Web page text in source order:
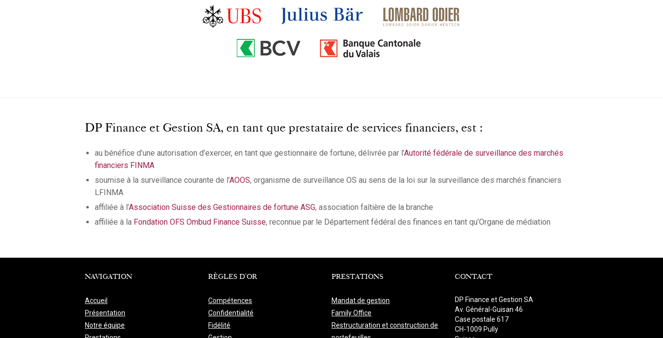
DP Finance et Gestion SA, en tant que prestataire de services financiers, est :
au bénéfice d’une autorisation d’exercer, en tant que gestionnaire de fortune, délivrée par l’Autorité fédérale de surveillance des marchés
financiers FINMA
soumise à la surveillance courante de l’AOOS, organisme de surveillance OS au sens de la loi sur la surveillance des marchés financiers
LFINMA
affiliée à l’Association Suisse des Gestionnaires de fortune ASG, association faîtière de la branche
affiliée à la Fondation OFS Ombud Finance Suisse, reconnue par le Département fédéral des finances en tant qu’Organe de médiation
NAVIGATION
Accueil
Présentation
Notre équipe
RÈGLES D'OR
Compétences
Confidentialité
Fidélité
PRESTATIONS
Mandat de gestion
Family Office
Restructuration et construction de
CONTACT
DP Finance et Gestion SA
Av. Général-Guisan 46
Case postale 617
CH-1009 Pully